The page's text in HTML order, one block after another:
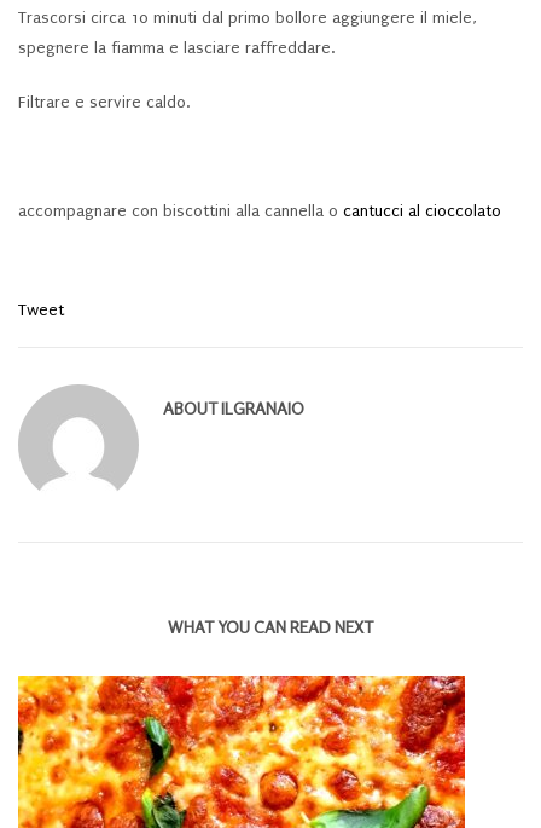
Trascorsi circa 10 minuti dal primo bollore aggiungere il miele,
spegnere la fiamma e lasciare raffreddare.
Filtrare e servire caldo.
accompagnare con biscottini alla cannella o cantucci al cioccolato
Tweet
ABOUTILGRANAIO
WHAT YOU CAN READ NEXT